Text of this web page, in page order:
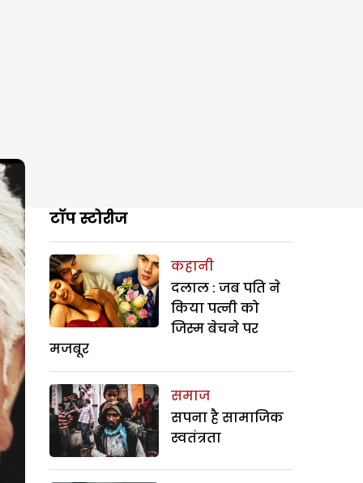
टॉप स्टोरीज
कहानी
दलाल : जब पति ने
किया पत्नी को
जिस्म बेचने पर
मजबूर
समाज
सपना है सामाजिक
स्वतंत्रता